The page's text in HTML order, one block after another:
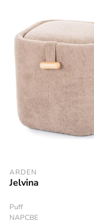
ARDEN
Jelvina
Puff
NAPCBE